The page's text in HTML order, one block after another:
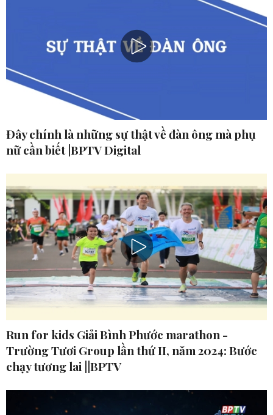
Đây chính là những sự thật về đàn ông mà phụ
nữ cần biết |BPTV Digital
Run for kids Giải Bình Phước marathon -
Trường Tươi Group lần thứ II, năm 2024: Bước
chạy tương lai ||BPTV